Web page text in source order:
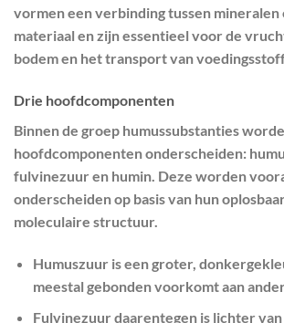
vormen een verbinding tussen mineralen
materiaal en zijn essentieel voor de
bodem en het transport van
Drie hoofdcomponenten
Binnen de groep humussubstanties
hoofdcomponenten onderscheiden:
fulvinezuur en humin. Deze worden
onderscheiden op basis van hun
moleculaire structuur.
Humuszuur is een groter,
meestal gebonden voorkomt aan
Fulvinezuur daarentegen is lichter